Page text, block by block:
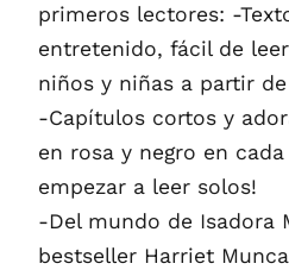
primeros lectores: -
entretenido, fácil de
niños y niñas a partir de
-Capítulos cortos y
en rosa y negro en cada
empezar a leer solos!
-Del mundo de Isadora
bestseller Harriet